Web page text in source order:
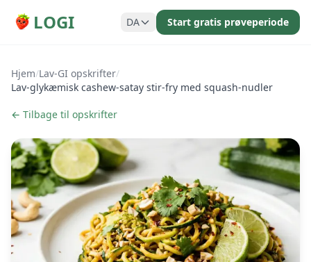
LOGI DA Start gratis prøveperiode
Hjem/Lav-GI opskrifter/
Lav-glykæmisk cashew-satay stir-fry med squash-nudler
← Tilbage til opskrifter